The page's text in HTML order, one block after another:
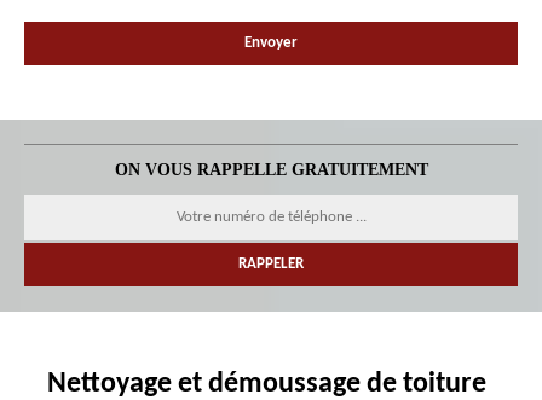
ON VOUS RAPPELLE GRATUITEMENT
Nettoyage et démoussage de toiture